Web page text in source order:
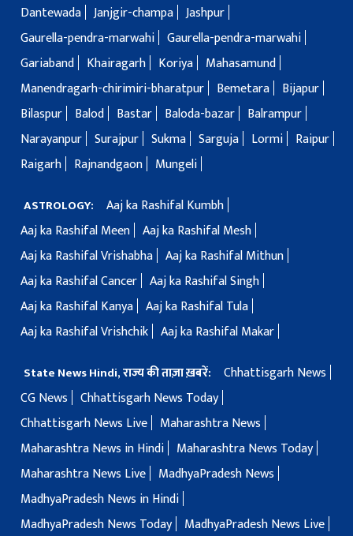
Dantewada Janjgir-champa Jashpur
Gaurella-pendra-marwahi Gaurella-pendra-marwahi
Gariaband
Khairagarh Koriya
Mahasamund
Manendragarh-chirimiri-bharatpur
Bemetara
Bijapur
Bilaspur
Balod Bastar Baloda-bazar
Balrampur
Narayanpur Surajpur Sukma Sarguja Lormi
Raipur
Raigarh
Rajnandgaon Mungeli
ASTROLOGY:
Aaj ka Rashifal Kumbh
Aaj ka Rashifal Meen Aaj ka Rashifal Mesh
Aaj ka Rashifal Vrishabha Aaj ka Rashifal Mithun
Aaj ka Rashifal Cancer Aaj ka Rashifal Singh
Aaj ka Rashifal Kanya Aaj ka Rashifal Tula
Aaj ka Rashifal Vrishchik Aaj ka Rashifal Makar
State News Hindi, राज्य की ताज़ा ख़बरें:
Chhattisgarh News
CG News
Chhattisgarh News Today
Chhattisgarh News Live
Maharashtra News
Maharashtra News in Hindi
Maharashtra News Today
Maharashtra News Live
MadhyaPradesh News
MadhyaPradesh News in Hindi
MadhyaPradesh News Today
MadhyaPradesh News Live